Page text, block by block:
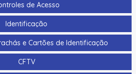
de Acesso
Identificação
e Cartões de Identificação
CFTV